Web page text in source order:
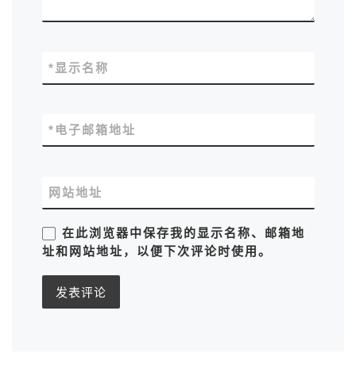
显示名称
*
电子邮箱地址
*
网站地址
在此浏览器中保存我的显示名称、邮箱地
址和网站地址，以便下次评论时使用。